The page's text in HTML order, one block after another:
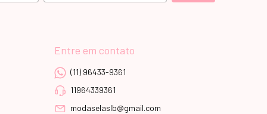
Entre em contato
(11) 96433-9361
11964339361
modaselaslb@gmail.com